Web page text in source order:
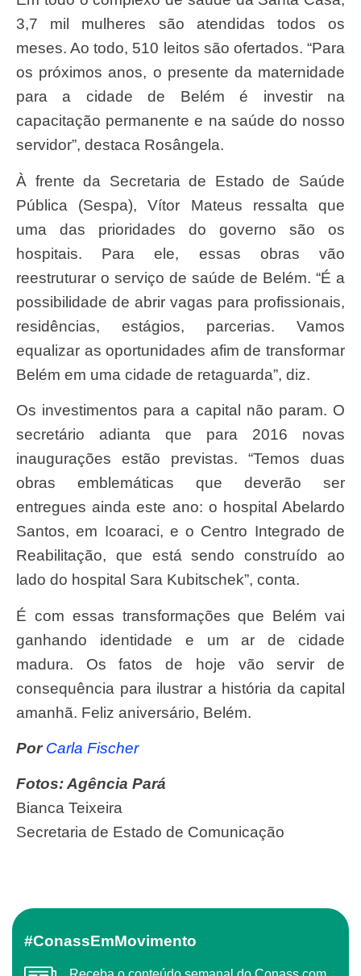
3,7 mil mulheres são atendidas todos os
meses. Ao todo, 510 leitos são ofertados. “Para
os próximos anos, o presente da maternidade
para a cidade de Belém é investir na
capacitação permanente e na saúde do nosso
servidor”, destaca Rosângela.
À frente da Secretaria de Estado de Saúde
Pública (Sespa), Vítor Mateus ressalta que
uma das prioridades do governo são os
hospitais. Para ele, essas obras vão
reestruturar o serviço de saúde de Belém. “É a
possibilidade de abrir vagas para profissionais,
residências, estágios, parcerias. Vamos
equalizar as oportunidades afim de transformar
Belém em uma cidade de retaguarda”, diz.
Os investimentos para a capital não param. O
secretário adianta que para 2016 novas
inaugurações estão previstas. “Temos duas
obras emblemáticas que deverão ser
entregues ainda este ano: o hospital Abelardo
Santos, em Icoaraci, e o Centro Integrado de
Reabilitação, que está sendo construído ao
lado do hospital Sara Kubitschek”, conta.
É com essas transformações que Belém vai
ganhando identidade e um ar de cidade
madura. Os fatos de hoje vão servir de
consequência para ilustrar a história da capital
amanhã. Feliz aniversário, Belém.
PorCarla Fischer
Fotos: Agência Pará
Bianca Teixeira
Secretaria de Estado de Comunicação
#ConassEmMovimento